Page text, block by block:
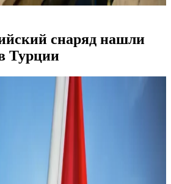
снаряд нашли
Турции